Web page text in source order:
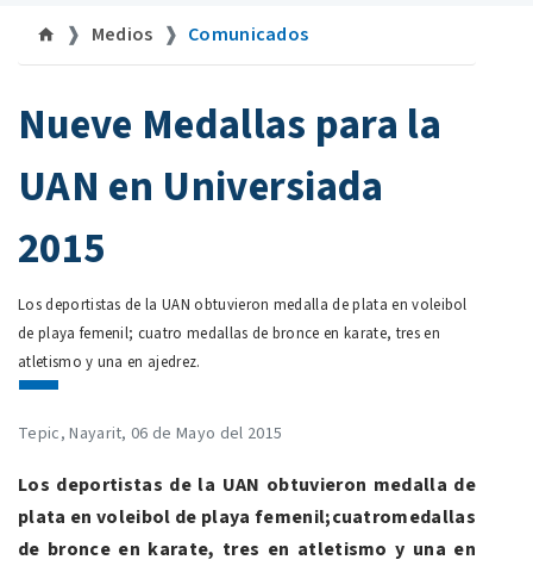
Medios Comunicados
Nueve Medallas para la
UAN en Universiada
2015
Los deportistas de la UAN obtuvieron medalla de plata en voleibol
de playa femenil; cuatro medallas de bronce en karate, tres en
atletismo y una en ajedrez.
Tepic, Nayarit, 06 de Mayo del 2015
Los deportistas de la UAN obtuvieron medalla de
plata en voleibol de playa femenil;cuatromedallas
de bronceen karate, tres en atletismo y una en